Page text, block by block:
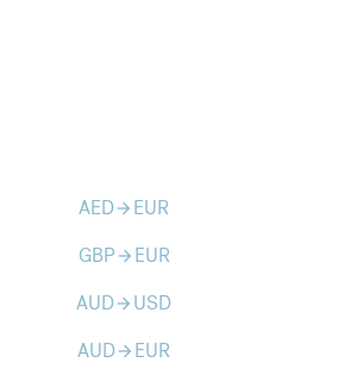
AEDarrow_forward EUR
GBParrow_forward EUR
AUDarrow_forward USD
AUDarrow_forward EUR